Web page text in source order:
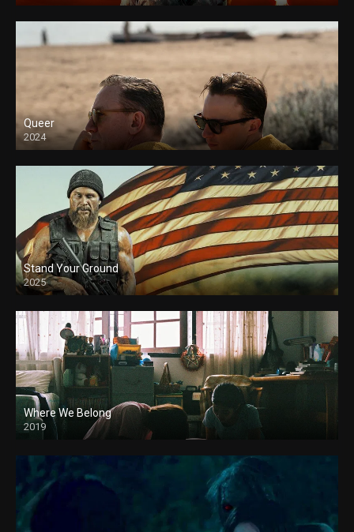
Queer
2024
Stand Your Ground
2025
Where We Belong
2019